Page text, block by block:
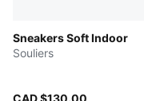
Sneakers Soft Indoor
Souliers
CAD $130.00